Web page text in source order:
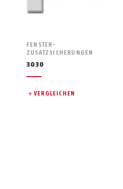
FENSTER-
ZUSATZSICHERUNGEN
3030
VERGLEICHEN